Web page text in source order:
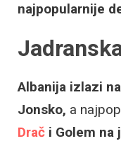
najpopularnije
Albanija izlazi
Jonsko, a
Drač i Golem na